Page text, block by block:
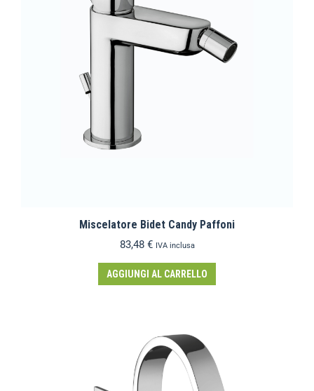
Miscelatore Bidet Candy Paffoni
83,48 € IVA inclusa
AGGIUNGI AL CARRELLO